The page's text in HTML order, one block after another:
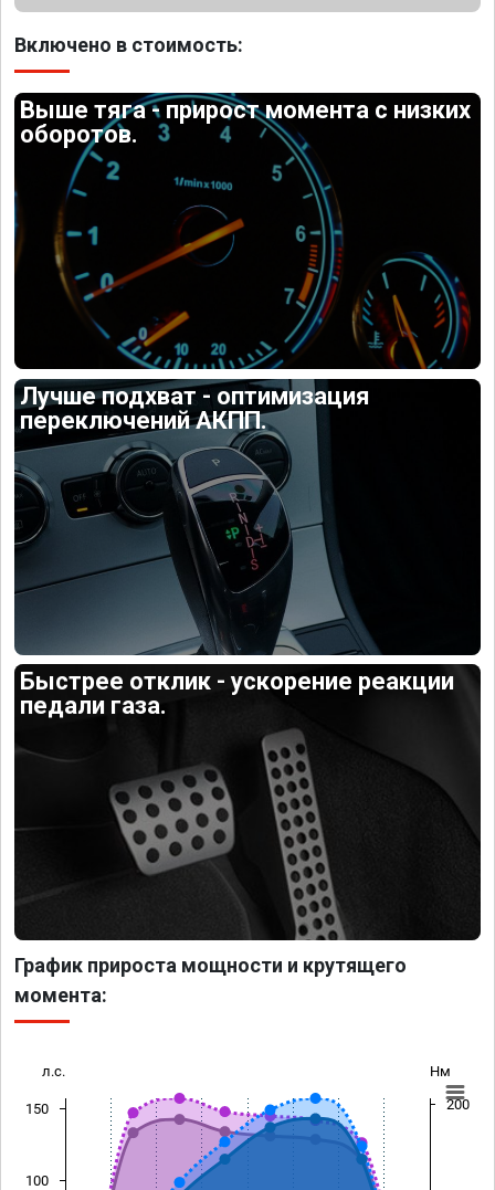
Включено в стоимость:
Выше тяга - прирост момента с низких
оборотов.
Лучше подхват - оптимизация
переключений АКПП.
Быстрее отклик - ускорение реакции
педали газа.
График прироста мощности и крутящего
момента:
л.с. Нм
100
150 200